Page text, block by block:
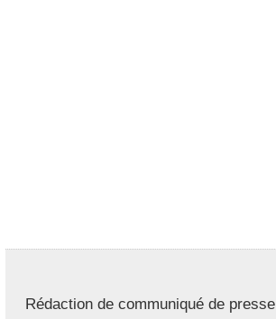
Rédaction de communiqué de presse